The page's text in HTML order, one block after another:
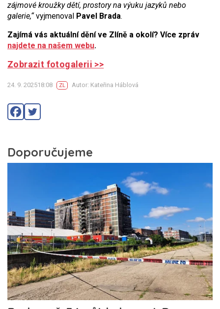
zájmové kroužky dětí, prostory na výuku jazyků nebo
galerie,“vyjmenoval Pavel Brada.
Zajímá vás aktuální dění ve Zlíně a okolí? Více zpráv
najdete na našem webu.
Zobrazit fotogalerii >>
24. 9. 202518:08 ZL Autor: Kateřina Háblová